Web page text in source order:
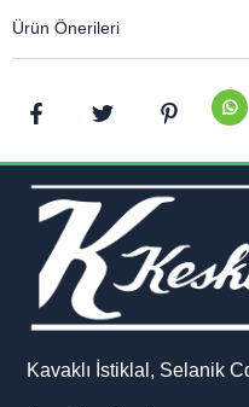
Ürün Önerileri
Kavaklı İstiklal, Selanik